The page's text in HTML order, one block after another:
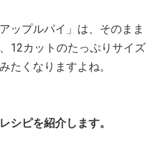
ップルパイ」は、そのまま
12カットのたっぷりサイズ
たくなりますよね。
シピを紹介します。